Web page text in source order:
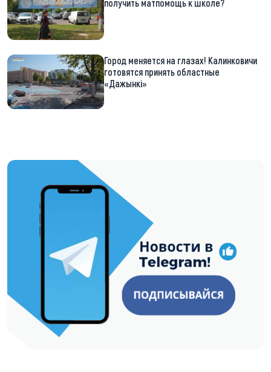
получить матпомощь к школе?
Город меняется на глазах! Калинковичи
готовятся принять областные
«Дажынкі»
https://t.me/minskctvby